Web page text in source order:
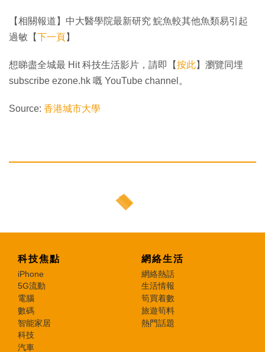
【相關報道】中大醫學院最新研究 鯇魚較其他魚類易引起
過敏【下一頁】
想睇盡全城最 Hit 科技生活影片，請即【按此】瀏覽同埋
subscribe ezone.hk 嘅 YouTube channel。
Source: 香港城市大學
科技焦點
iPhone
5G流動
電腦
數碼
智能家居
科技
汽車
網絡生活
網絡熱話
生活情報
筍買着數
旅遊筍料
熱門話題